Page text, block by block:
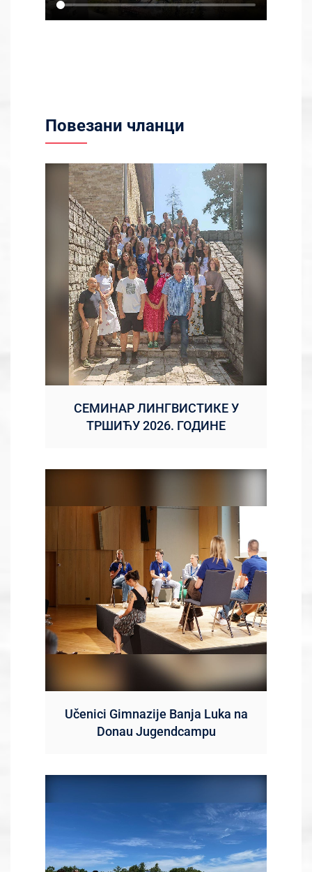
Повезани чланци
СЕМИНАР ЛИНГВИСТИКЕ У
ТРШИЋУ 2026. ГОДИНЕ
Učenici Gimnazije Banja Luka na
Donau Jugendcampu